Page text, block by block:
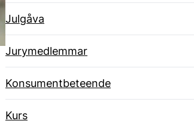
Julgåva
Jurymedlemmar
Konsumentbeteende
Kurs